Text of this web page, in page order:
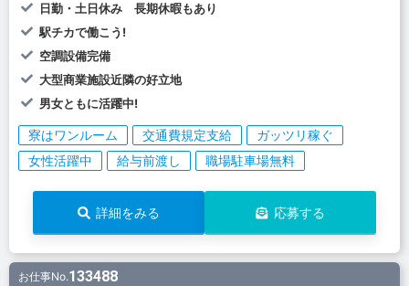
日勤・土日休み 長期休暇もあり
駅チカで働こう!
空調設備完備
大型商業施設近隣の好立地
男女ともに活躍中!
寮はワンルーム 交通費規定支給
ガッツリ稼ぐ
女性活躍中
給与前渡し 職場駐車場無料
詳細をみる 応募する
お仕事No.133488